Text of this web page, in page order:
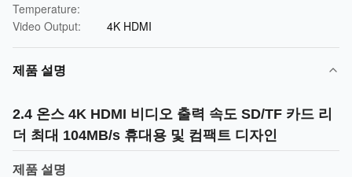
Temperature:
Video Output: 4K HDMI
제품 설명
2.4 온스 4K HDMI 비디오 출력 속도 SD/TF 카드 리
더 최대 104MB/s 휴대용 및 컴팩트 디자인
제품 설명